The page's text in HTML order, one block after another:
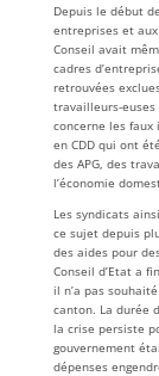
Depuis le début
entreprises et
Conseil avait
cadres
retrouvées
travailleurs-euses
concerne les
en CDD qui ont
des APG, des
l’économie
Les syndicats
ce sujet depuis
des aides pour
Conseil d’Etat a
il n’a pas
canton. La durée
la crise persiste
gouvernement
dépenses